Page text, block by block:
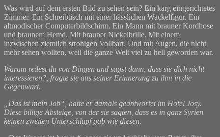
Was wird auf dem ersten Bild zu sehen sein? Ein karg eingerichtetes
Zimmer. Ein Schreibtisch mit einer hässlichen Wackelfigur. Ein
altmodischer Computerbildschirm. Ein Mann mit brauner Kordhose
und braunem Hemd. Mit brauner Nickelbrille. Mit einem
inzwischen ziemlich strohigen Vollbart. Und mit Augen, die nicht
mehr sehen wollten, weil die ganze Welt viel zu hell geworden war.
Warum redest du von Dingen und sagst dann, dass sie dich nicht
interessieren?, fragte sie aus seiner Erinnerung zu ihm in die
Gegenwart.
„Das ist mein Job“, hatte er damals geantwortet im Hotel Josy.
Diese billige Absteige, von der sie sagten, dass es in ganz Syrien
keinen zweiten Unterschlupf gab wie diesen.